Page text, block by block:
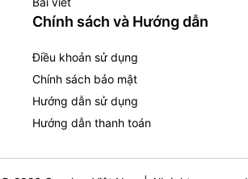
Chính sách và Hướng dẫn
Điều khoản sử dụng
Chính sách bảo mật
Hướng dẫn sử dụng
Hướng dẫn thanh toán